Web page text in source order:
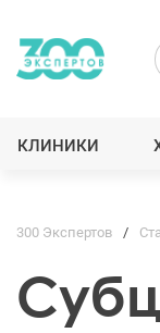
КЛИНИКИ
300 Экспертов